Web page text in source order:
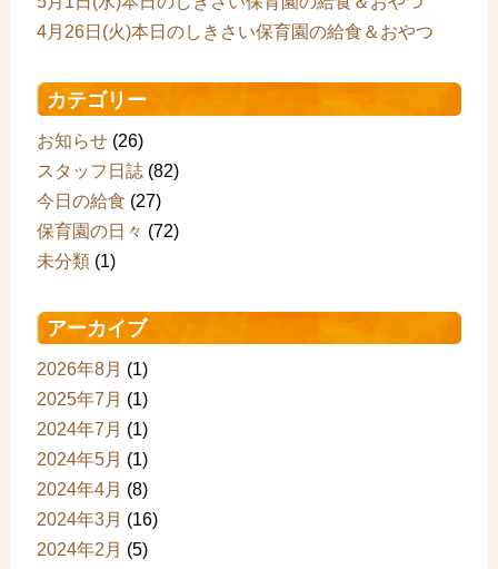
4月26日(火)本日のしきさい保育園の給食＆おやつ
カテゴリー
お知らせ(26)
スタッフ日誌(82)
今日の給食 (27)
保育園の日々 (72)
未分類(1)
アーカイブ
2026年8月 (1)
2025年7月 (1)
2024年7月 (1)
2024年5月 (1)
2024年4月 (8)
2024年3月 (16)
2024年2月 (5)